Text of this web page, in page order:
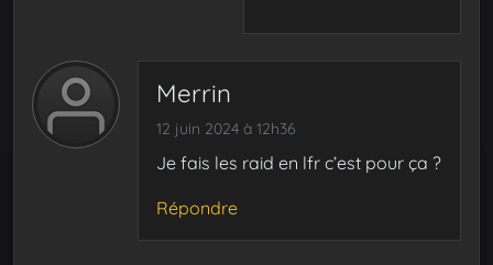
Merrin
12 juin 2024 à 12h36
Je fais les raid en lfr c’est pour ça ?
Répondre